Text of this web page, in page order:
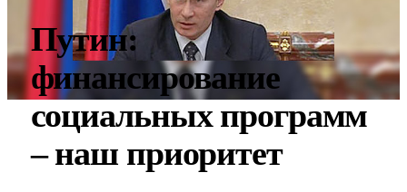
Путин:
финансирование
социальных программ
– наш приоритет